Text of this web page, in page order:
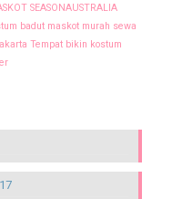
SEASONAUSTRALIA
badut maskot murah sewa
Tempat bikin kostum